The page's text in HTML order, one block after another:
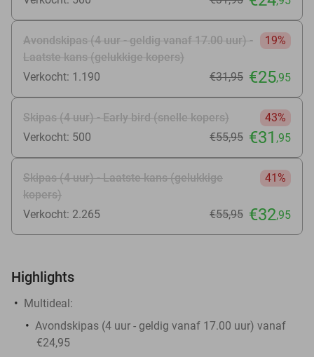
Avondskipas (4 uur - geldig vanaf 17.00 uur) -
Laatste kans (gelukkige kopers)
19%
Verkocht: 1.190 €31,95 €25,95
Skipas (4 uur) - Early bird (snelle kopers)
43%
Verkocht: 500
€55,95 €31 ,95
Skipas (4 uur) - Laatste kans (gelukkige
kopers)
41%
Verkocht: 2.265 €55,95 €32,95
Highlights
Multideal:
Avondskipas (4 uur - geldig vanaf 17.00 uur) vanaf
€24,95